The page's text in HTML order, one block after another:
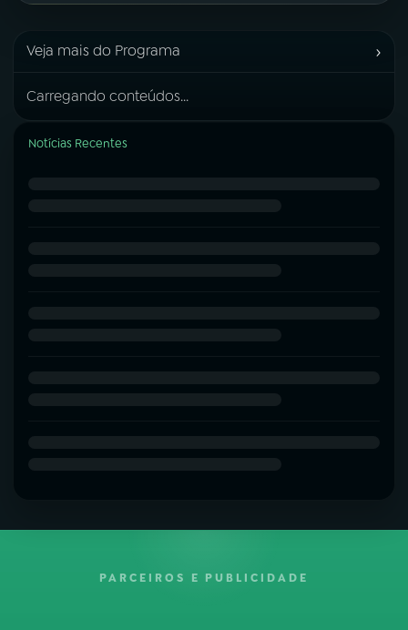
Veja mais do Programa ›
Carregando conteúdos...
Notícias Recentes
PARCEIROS E PUBLICIDADE